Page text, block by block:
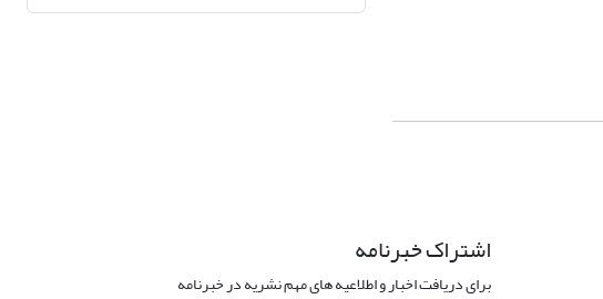
اشتراک خبرنامه
برای دریافت اخبار و اطلاعیه های مهم نشریه در خبرنامه